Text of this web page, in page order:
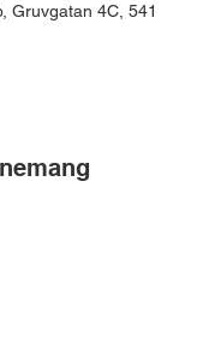
Gruvgatan 4C, 541